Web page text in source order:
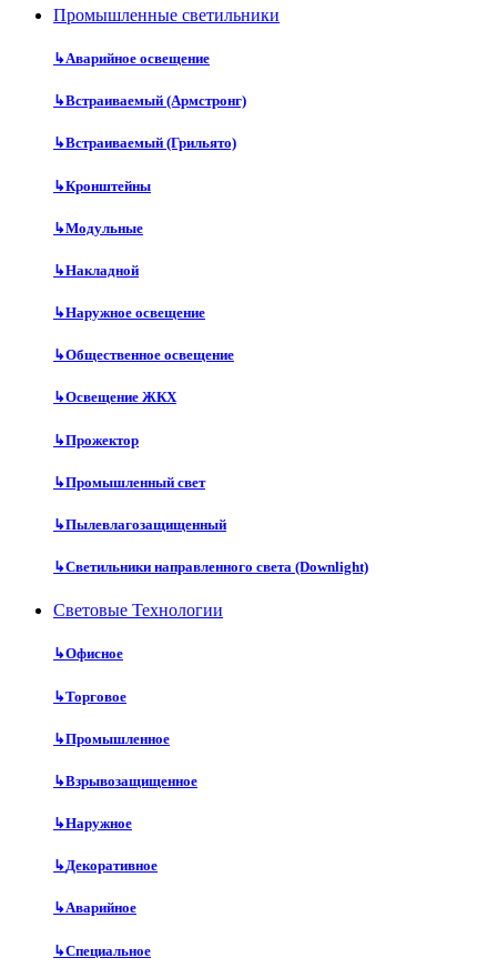
Промышленные светильники
↳Аварийное освещение
↳Встраиваемый (Армстронг)
↳Встраиваемый (Грильято)
↳Кронштейны
↳Модульные
↳Накладной
↳Наружное освещение
↳Общественное освещение
↳Освещение ЖКХ
↳Прожектор
↳Промышленный свет
↳Пылевлагозащищенный
↳Светильники направленного света (Downlight)
Световые Технологии
↳Офисное
↳Торговое
↳Промышленное
↳Взрывозащищенное
↳Наружное
↳Декоративное
↳Аварийное
↳Специальное